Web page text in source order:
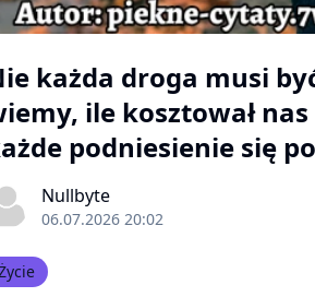
każda droga musi
ile kosztował
podniesienie się
Nullbyte
06.07.2026 20:02